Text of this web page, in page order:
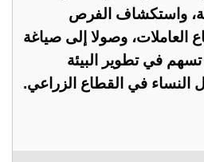
واستكشاف الفرص
العاملات، وصولا إلى صياغة
في تطوير البيئة
النساء في القطاع الزراعي.